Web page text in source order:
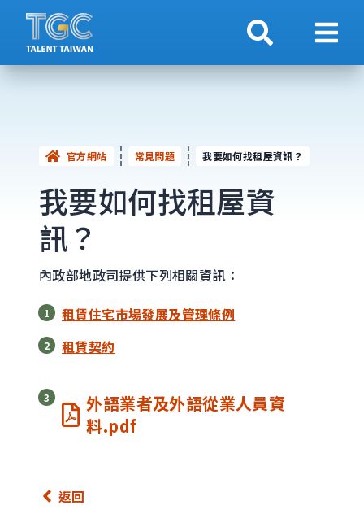
搜索 顯示
官方網站 常見問題 我要如何找租屋資訊？
我要如何找租屋資
訊？
內政部地政司提供下列相關資訊：
租賃住宅市場發展及管理條例
租賃契約
外語業者及外語從業人員資
料.pdf
返回